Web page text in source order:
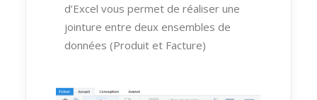
d’Excel vous permet de réaliser une
jointure entre deux ensembles de
données (Produit et Facture)